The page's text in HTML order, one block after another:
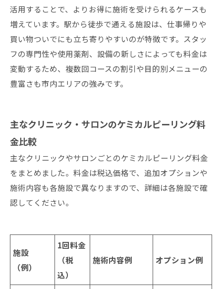
活用することで、よりお得に施術を受けられるケースも
増えています。駅から徒歩で通える施設は、仕事帰りや
買い物ついでにも立ち寄りやすいのが特徴です。スタッ
フの専門性や使用薬剤、設備の新しさによっても料金は
変動するため、複数回コースの割引や目的別メニューの
豊富さも市内エリアの強みです。
主なクリニック・サロンのケミカルピーリング料
金比較
主なクリニックやサロンごとのケミカルピーリング料金
をまとめました。料金は税込価格で、追加オプションや
施術内容も各施設で異なりますので、詳細は各施設で確
認してください。
施設
（例）
1回料金
（税
込）
施術内容例 オプション例